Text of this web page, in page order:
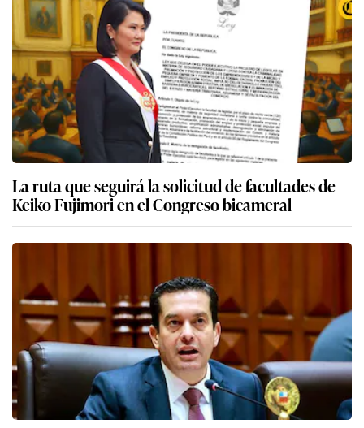
La ruta que seguirá la solicitud de facultades de
Keiko Fujimori en el Congreso bicameral